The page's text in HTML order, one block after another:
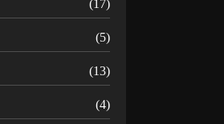
(17)
(5)
(13)
(4)